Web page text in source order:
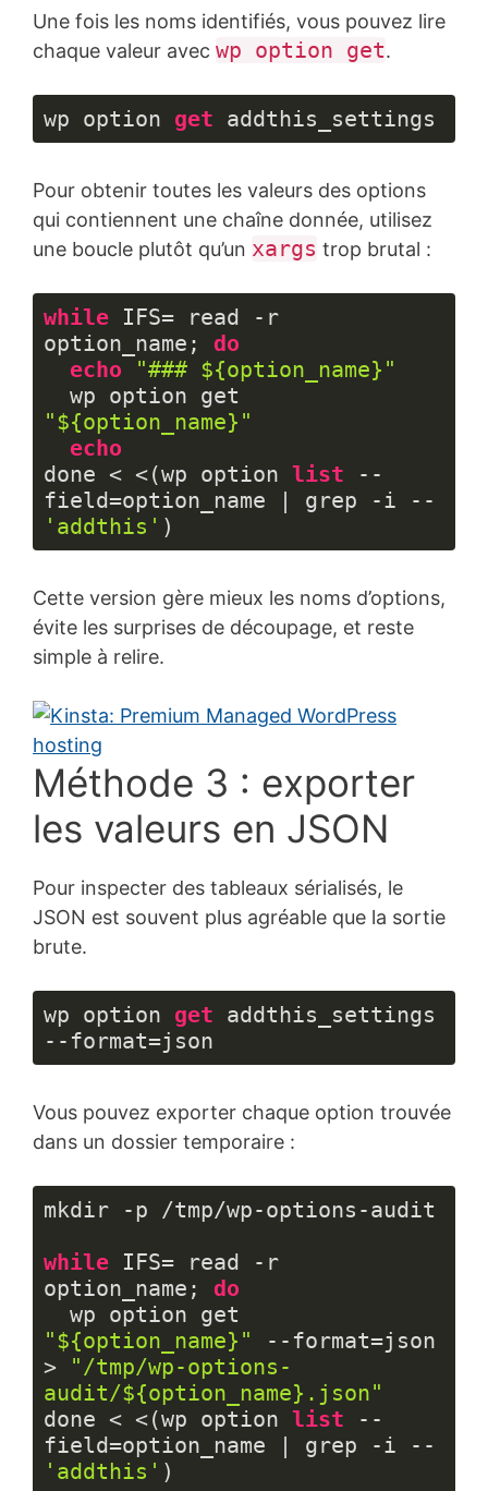
Une fois les noms identifiés, vous pouvez lire
chaque valeur avec wp option get.
wp option get addthis_settings
code :
JavaScript
(javascript )
Pour obtenir toutes les valeurs des options
qui contiennent une chaîne donnée, utilisez
une boucle plutôt qu’un xargs trop brutal :
while IFS= read -r
option_name; do
echo
"### ${option_name}"
"${option_name}"
echo
done < <(wp option list --
'addthis' )
code :
PHP
(php)
Cette version gère mieux les noms d’options,
évite les surprises de découpage, et reste
simple à relire.
Méthode 3 : exporter
les valeurs en JSON
Pour inspecter des tableaux sérialisés, le
JSON est souvent plus agréable que la sortie
brute.
wp option get addthis_settings
--format=json
code :
JavaScript
(javascript)
Vous pouvez exporter chaque option trouvée
dans un dossier temporaire :
mkdir -p /tmp/wp-options-audit
while IFS= read -r
option_name; do
"${option_name}"
--format=json
>
"/tmp/wp-options-
audit/${option_name}.json"
done < <(wp option list --
'addthis' )